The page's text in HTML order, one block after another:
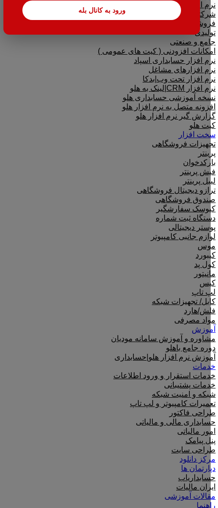
ورود به کانال بله
نرم افزار حسابداری هلو
شرکتی
فروشگاهی
تولیدی
جامع و صنعتی
امکانات افزودنی ( کیت های عمومی )
نرم افزار حسابداری اسپاد
نرم افزارهای مشاغل
نرم افزار تحت وب|بدکا
نرم افزار CRM|لینک به هلو
نسخه آموزشی حسابداری هلو
افزونه متصل به نرم افزار هلو
گزارش گیر نرم افزار هلو
کیت هلو
سخت افزار
تجهیزات فروشگاهی
پرینتر
بارکدخوان
فیش پرینتر
لیبل پرینتر
ترازو دیجیتال فروشگاهی
صندوق فروشگاهی
کیوسک سفارشگیر
دستگاه ثبت شماره
پوستر دیجیتالی
لوازم جانبی کامپیوتر
موس
کیبورد
کول پد
مانیتور
کیس
لپ تاپ
کابل/ تجهیزات شبکه
فلش/هارد
مواد مصرفی
آموزش
مشاوره و آموزش سامانه مودیان
دوره جامع باهلو
آموزش نرم افزار هلو|حسابداری
خدمات
خدمات استقرار و ورود اطلاعات
خدمات پشتیبانی
شبکه و امنیت شبکه
تعمیرات کامپیوتر و لپ تاپ
طراحی فاکتور
حسابداری مالی و مالیاتی
امور مالیاتی
پنل پیامک
طراحی سایت
مرکز دانلود
دپارتمان ها
حسابداریاب
ایران مالیات
مقالات آموزشی
راهنما